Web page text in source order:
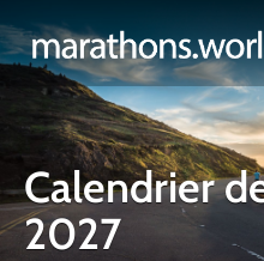
Calendrier
2027